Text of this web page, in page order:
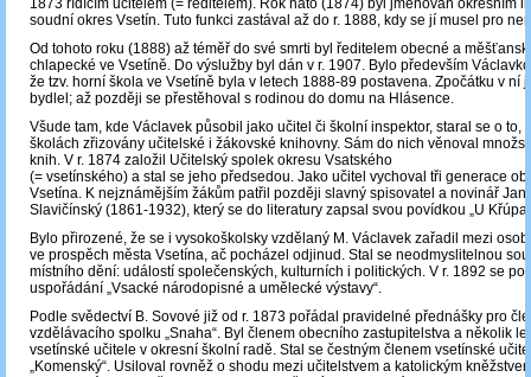
1873 řídícím učitelem (= ředitelem). Rok nato (1874) byl jmenován okresním
soudní okres Vsetín. Tuto funkci zastával až do r. 1888, kdy se jí musel pro
Od tohoto roku (1888) až téměř do své smrti byl ředitelem obecné a
chlapecké ve Vsetíně. Do výslužby byl dán v r. 1907. Bylo především
že tzv. horní škola ve Vsetíně byla v letech 1888-89 postavena. Zpočátku v ní
bydlel; až později se přestěhoval s rodinou do domu na Hlásence.
Všude tam, kde Václavek působil jako učitel či školní inspektor, staral se o to,
školách zřizovány učitelské i žákovské knihovny. Sám do nich věnoval
knih. V r. 1874 založil Učitelský spolek okresu Vsatského
(= vsetínského) a stal se jeho předsedou. Jako učitel vychoval tři generace
Vsetína. K nejznámějším žákům patřil později slavný spisovatel a novinář Jan
Slavičínský (1861-1932), který se do literatury zapsal svou povídkou „U
Bylo přirozené, že se i vysokoškolsky vzdělaný M. Václavek zařadil mezi
ve prospěch města Vsetína, ač pocházel odjinud. Stal se neodmyslitelnou
místního dění: událostí společenských, kulturních i politických. V r. 1892 se
uspořádání „Vsacké národopisné a umělecké výstavy“.
Podle svědectví B. Sovové již od r. 1873 pořádal pravidelné přednášky pro
vzdělávacího spolku „Snaha“. Byl členem obecního zastupitelstva a několik
vsetínské učitele v okresní školní radě. Stal se čestným členem vsetínské
„Komenský“. Usiloval rovněž o shodu mezi učitelstvem a katolickým